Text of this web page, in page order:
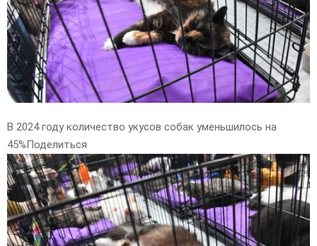
U
В 2024 году количество укусов собак уменьшилось на
45%Поделиться